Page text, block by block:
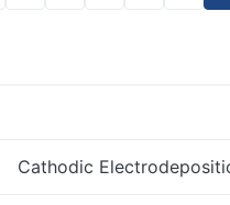
Cathodic